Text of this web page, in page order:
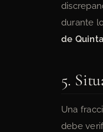
durante
de
5.
Una
debe